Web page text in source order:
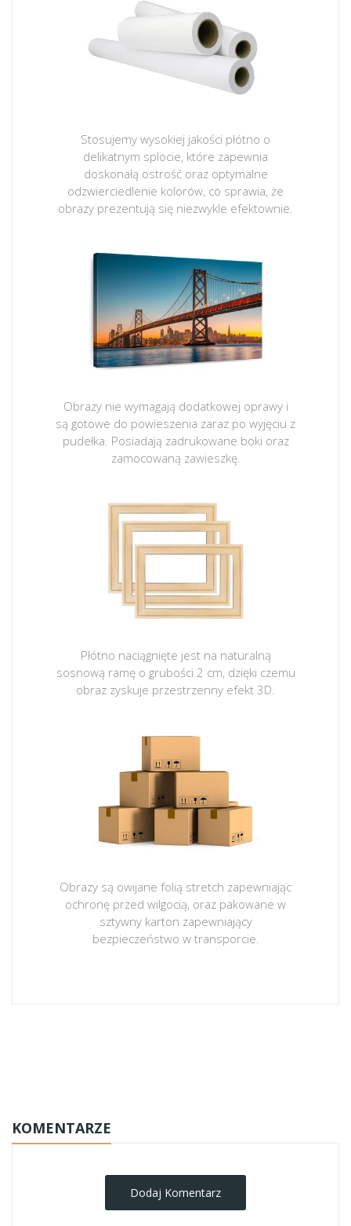
Stosujemy wysokiej jakości płótno o
delikatnym splocie, które zapewnia
doskonałą ostrość oraz optymalne
odzwierciedlenie kolorów, co sprawia, że
obrazy prezentują się niezwykle efektownie.
Obrazy nie wymagają dodatkowej oprawy i
są gotowe do powieszenia zaraz po wyjęciu z
pudełka. Posiadają zadrukowane boki oraz
zamocowaną zawieszkę.
Płótno naciągnięte jest na naturalną
sosnową ramę o grubości 2 cm, dzięki czemu
obraz zyskuje przestrzenny efekt 3D.
Obrazy są owijane folią stretch zapewniając
ochronę przed wilgocią, oraz pakowane w
sztywny karton zapewniający
bezpieczeństwo w transporcie.
KOMENTARZE
Dodaj Komentarz